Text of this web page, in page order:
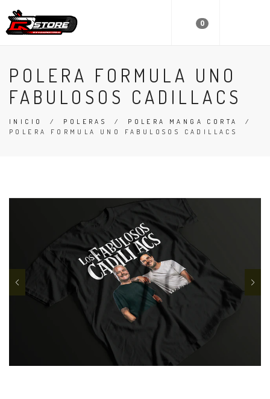
0
POLERA FORMULA UNO
FABULOSOS CADILLACS
INICIO / POLERAS / POLERA MANGA CORTA
/
POLERA FORMULA UNO FABULOSOS CADILLACS